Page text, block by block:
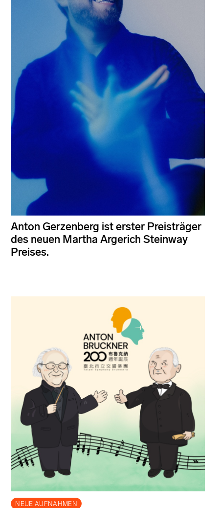
Anton Gerzenberg ist erster Preisträger
des neuen Martha Argerich Steinway
Preises.
NEUE AUFNAHMEN